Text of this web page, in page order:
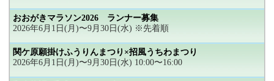
おおがきマラソン2026 ランナー募集
2026年6月1日(月)〜9月30日(水) ※先着順
関ケ原願掛けふうりんまつり×招風うちわまつり
2026年6月1日(月)〜9月30日(水) 10:00〜16:00